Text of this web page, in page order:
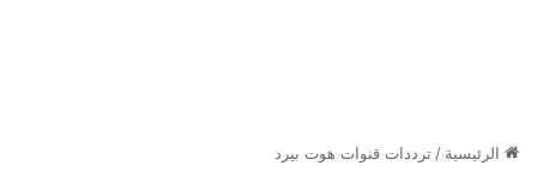
الرئيسية / ترددات قنوات هوت بيرد